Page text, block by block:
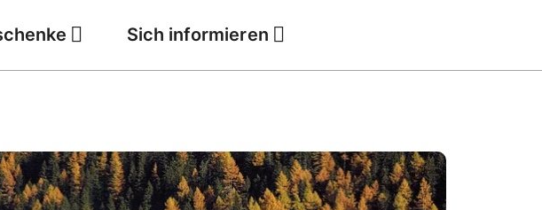
Sich informieren